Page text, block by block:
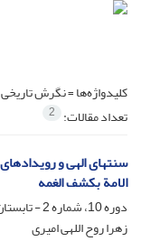
کلیدواژه‌ها =نگرش تاریخی
تعداد مقالات: 2
سنتهای الهی و
الامة بکشف الغمه
دوره 10، شماره 2 - تابستان 88 - مسلسل 38، تیر 1388، صفحه
زهرا روح اللهی امیری